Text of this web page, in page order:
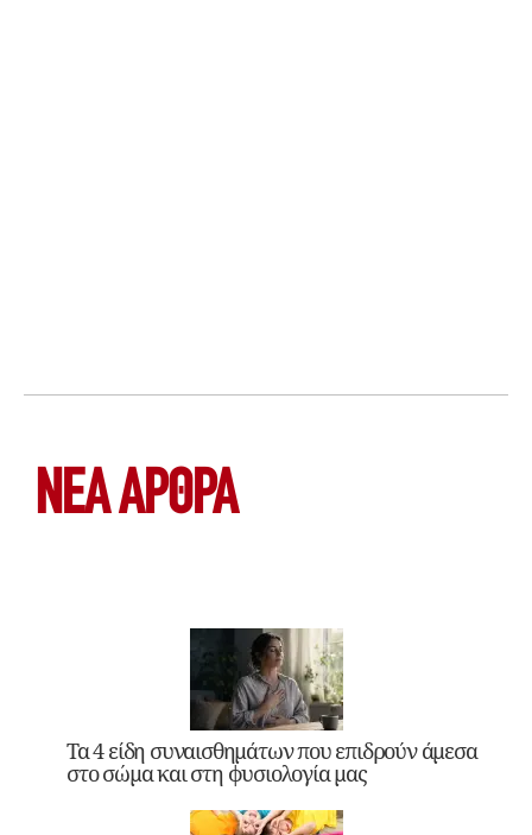
ΝΕΑ ΆΡΘΡΑ
Τα 4 είδη συναισθημάτων που επιδρούν άμεσα
στο σώμα και στη φυσιολογία μας